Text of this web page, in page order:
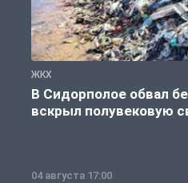
ЖКХ
В Сидорполое обвал
вскрыл полувековую
04 августа 17:00